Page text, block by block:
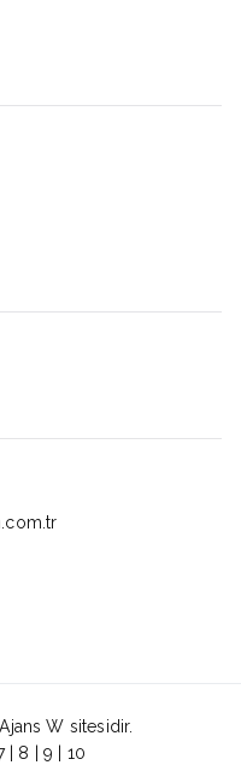
Ajans W sitesidir.
| 8 |9 10